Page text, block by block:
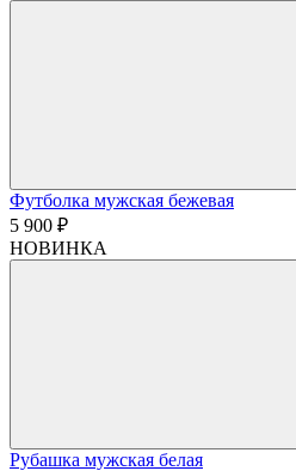
Футболка мужская бежевая
5 900 ₽
НОВИНКА
Рубашка мужская белая